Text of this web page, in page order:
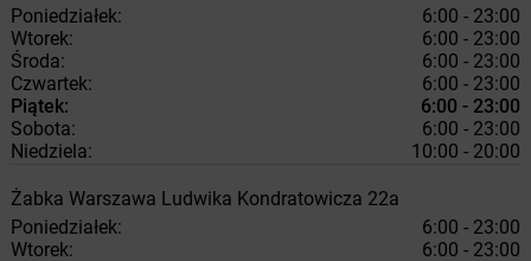
Poniedziałek:
6:00 - 23:00
Wtorek:
6:00 - 23:00
Środa:
6:00 - 23:00
Czwartek:
6:00 - 23:00
Piątek:
6:00 - 23:00
Sobota:
6:00 - 23:00
Niedziela:
10:00 - 20:00
Żabka Warszawa Ludwika Kondratowicza 22a
Poniedziałek:
6:00 - 23:00
Wtorek:
6:00 - 23:00